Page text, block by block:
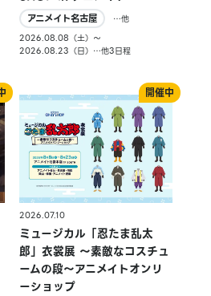
アニメイト名古屋
…他
2026.08.08（土）〜
2026.08.23（日）…他3日程
2026.07.10
ミュージカル「忍たま乱太
郎」衣裳展 ～素敵なコスチュ
ームの段～アニメイトオンリ
ーショップ